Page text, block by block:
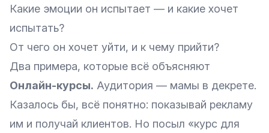
Какие эмоции он испытает — и какие хочет
испытать?
От чего он хочет уйти, и к чему прийти?
Два примера, которые всё объясняют
Онлайн-курсы. Аудитория — мамы в декрете.
Казалось бы, всё понятно: показывай рекламу
им и получай клиентов. Но посыл «курс для